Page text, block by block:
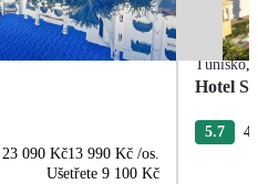
23 090 Kč13 990 Kč /os.
Ušetřete 9 100 Kč
Tunisko,
Hotel
5.7 4